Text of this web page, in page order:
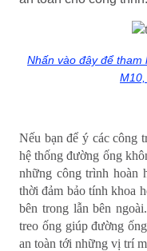
Nhấn vào đây để tham
M10,
Nếu bạn để ý các công
hệ thống đường ống
những công trình hoàn
thời đảm bảo tính khoa
bên trong lẫn bên
treo ống giúp đường
an toàn tới những vị trí